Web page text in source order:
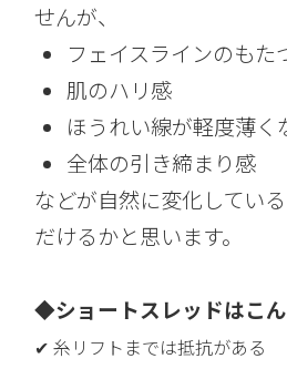
せんが、
フェイスラインのもた
肌のハリ感
ほうれい線が軽度薄く
全体の引き締まり感
などが自然に変化してい
だけるかと思います。
◆ショートスレッドはこ
✔ 糸リフトまでは抵抗がある